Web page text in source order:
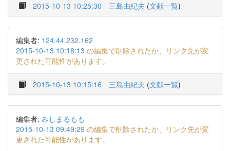
2015-10-13 10:25:30 三島由紀夫 (文献一覧)
編集者: 124.44.232.162
2015-10-13 10:18:13 の編集で削除されたか、リンク先が変
更された可能性があります。
2015-10-13 10:15:16 三島由紀夫 (文献一覧)
編集者: みしまるもも
2015-10-13 09:49:29 の編集で削除されたか、リンク先が変
更された可能性があります。